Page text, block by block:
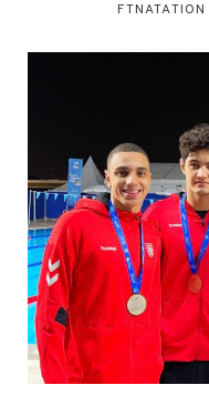
FTNATATION